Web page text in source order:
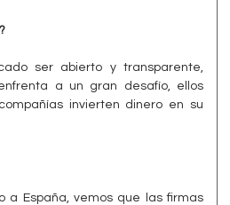
ser abierto y transparente,
a un gran desafío, ellos
invierten dinero en su
a España, vemos que las firmas